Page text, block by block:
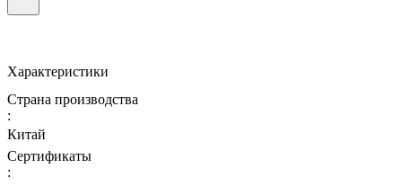
Характеристики
Страна производства
:
Китай
Сертификаты
: